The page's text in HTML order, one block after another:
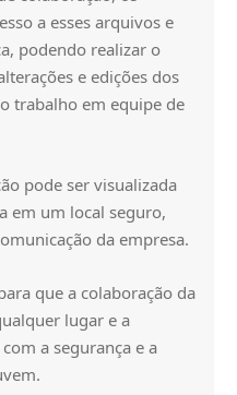
a esses arquivos e
podendo realizar o
e edições dos
trabalho em equipe de
pode ser visualizada
em um local seguro,
da empresa.
que a colaboração da
lugar e a
a segurança e a